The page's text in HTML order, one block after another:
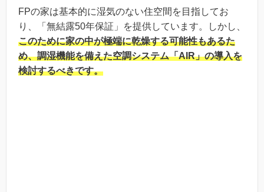
FPの家は基本的に湿気のない住空間を目指してお
り、「無結露50年保証」を提供しています。しかし、
このために家の中が極端に乾燥する可能性もあるた
め、調湿機能を備えた空調システム「AIR」の導入を
検討するべきです。